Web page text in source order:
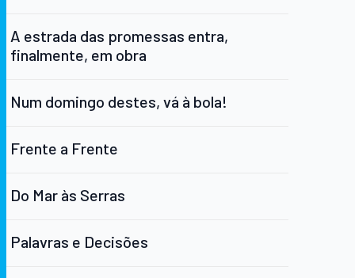
A estrada das promessas entra,
finalmente, em obra
Num domingo destes, vá à bola!
Frente a Frente
Do Mar às Serras
Palavras e Decisões